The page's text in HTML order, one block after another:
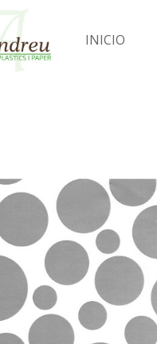
INICIO